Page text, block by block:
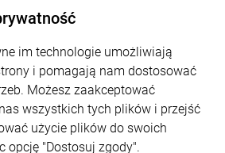
OGRZEWANIE SP. Z O.O.
Libertowska 24
30-444 Kraków
600 373 809
sklep@zagrzej.pl
im technologie umożliwiają
i pomagają nam dostosować
Możesz zaakceptować
wszystkich tych plików i przejść
użycie plików do swoich
opcję "Dostosuj zgody".